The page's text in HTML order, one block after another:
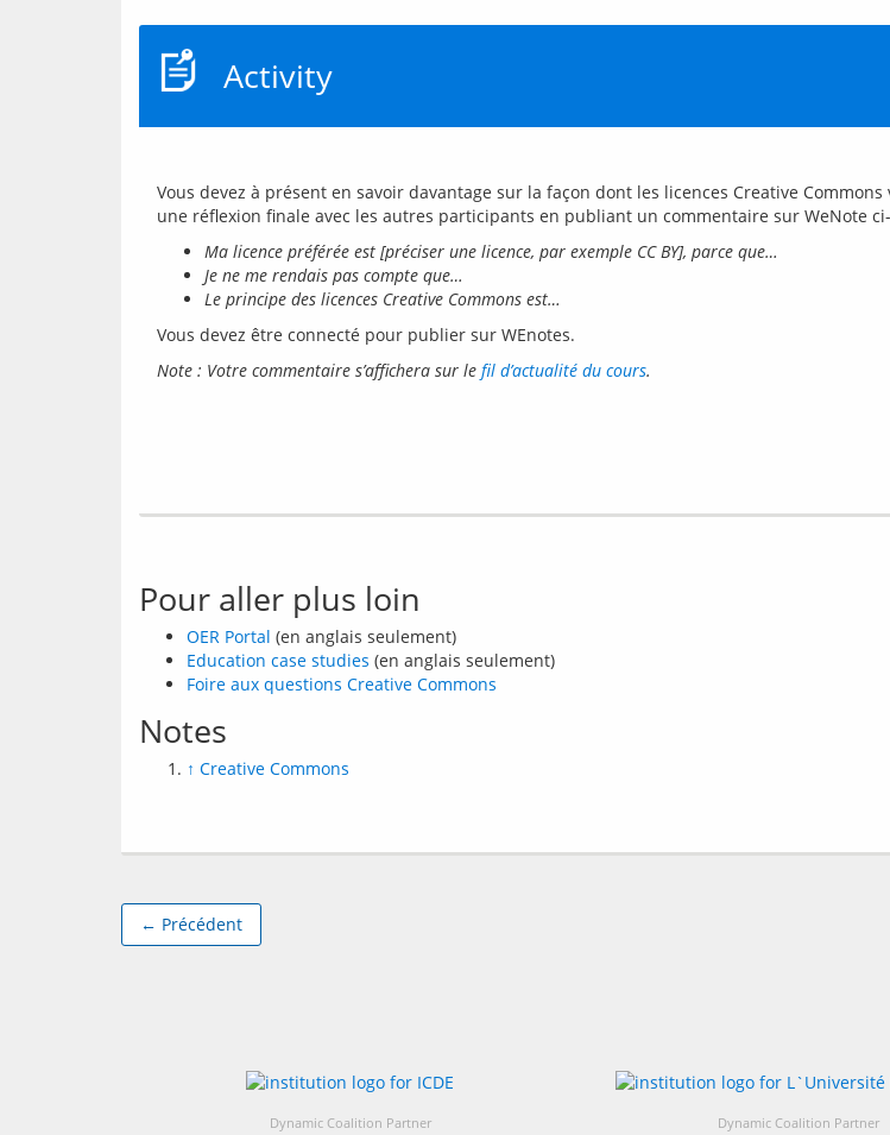
Activity
Vous devez à présent en savoir davantage sur la façon dont les licences Creative
Ma licence préférée est [préciser une licence, par exemple CC BY], parce que…
Je ne me rendais pas compte que…
Le principe des licences Creative Commons est…
Vous devez être connecté pour publier sur WEnotes.
Note : Votre commentaire s’affichera sur le fil d’actualité du cours.
Pour aller plus loin
OER Portal (en anglais seulement)
Education case studies (en anglais seulement)
Foire aux questions Creative Commons
Notes
↑ Creative Commons
← Précédent
Dynamic Coalition Partner Dynamic Coalition Partner